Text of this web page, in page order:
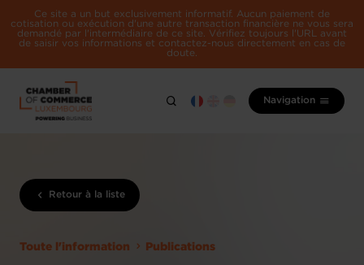
Ce site a un but exclusivement informatif. Aucun paiement de
cotisation ou exécution d'une autre transaction financière ne vous sera
demandé par l'intermédiaire de ce site. Vérifiez toujours l'URL avant
de saisir vos informations et contactez-nous directement en cas de
doute.
Navigation
Retour à la liste
Toute l'information Publications